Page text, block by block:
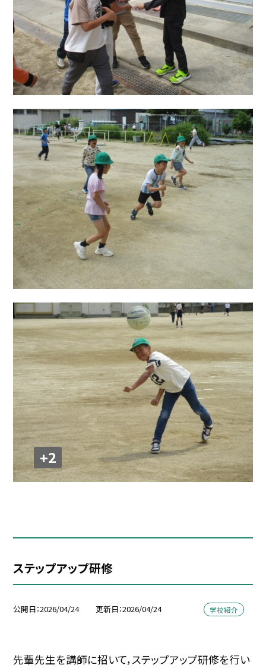
+2
ステップアップ研修
公開日 2026/04/24 更新日 2026/04/24 学校紹介
先輩先生を講師に招いて，ステップアップ研修を行い